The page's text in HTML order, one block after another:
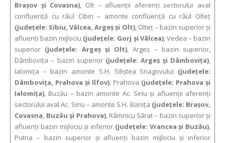
Braşov și Covasna), Olt – afluenţii aferenţi sectorului aval
confluenţă cu râul Cibin – amonte confluenţă cu râul Olteţ
(judeţele: Sibiu, Vâlcea, Argeş şi Olt), Olteţ – bazin superior şi
afluenţi bazin mijlociu (judeţele: Gorj şi Vâlcea), Vedea – bazin
superior (judeţele: Argeş şi Olt), Argeş – bazin superior,
Dâmboviţa – bazin superior (judeţele: Argeş şi Dâmboviţa),
Ialomiţa – bazin amonte S.H. Siliştea Snagovului (judeţele:
Dâmboviţa, Prahova şi Ilfov), Prahova (judeţele: Prahova şi
Ialomiţa), Buzău – bazin amonte Ac. Siriu şi afluenţii aferenţi
sectorului aval Ac. Siriu – amonte S.H. Baniţa (judeţele: Braşov,
Covasna, Buzău şi Prahova), Râmnicu Sărat – bazin superior şi
afluenţi bazin mijlociu şi inferior (judeţele: Vrancea şi Buzău),
Putna – bazin superior şi afluenţi bazin mijlociu şi inferior